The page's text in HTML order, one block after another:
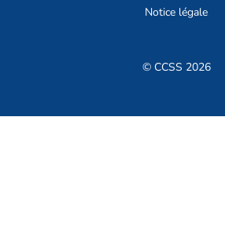
Notice légale
© CCSS 2026